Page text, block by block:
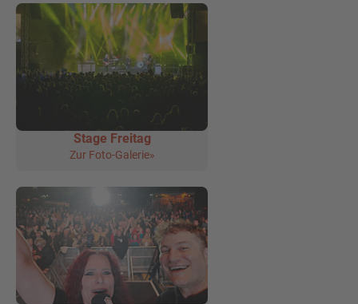
Stage Freitag
Zur Foto-Galerie»